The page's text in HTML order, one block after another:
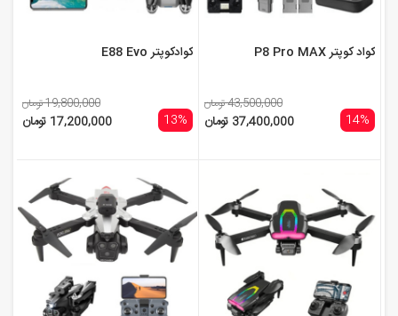
کواد کوپتر P8 Pro MAX
14%
43,500,000 تومان
37,400,000 تومان
کوادکوپتر E88 Evo
13%
19,800,000 تومان
17,200,000 تومان